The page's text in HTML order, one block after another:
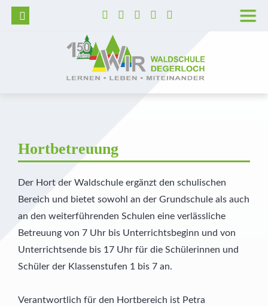
Hortbetreuung
Der Hort der Waldschule ergänzt den schulischen
Bereich und bietet sowohl an der Grundschule als auch
an den weiterführenden Schulen eine verlässliche
Betreuung von 7 Uhr bis Unterrichtsbeginn und von
Unterrichtsende bis 17 Uhr für die Schülerinnen und
Schüler der Klassenstufen 1 bis 7 an.
Verantwortlich für den Hortbereich ist Petra
Diabetes Typ 1
Hortbetreuung
Betreute selbstständige Lernzeit
Veranstaltungshighlights
Außerunterrichtliche Veranstaltungen
Praktika
Schülernachhilfe
Lage und Anfahrt
Barrierefreie Waldschule
Schulkrankenschwestern
Verwaltung
Küche
Hauswirtschaft
Tag der offenen Tür
Aufnahmeverfahren